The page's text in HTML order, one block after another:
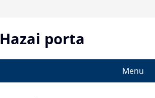
Hazai porta
Menu